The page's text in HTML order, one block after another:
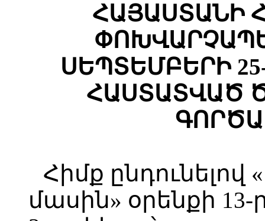
ՀԱՅԱՍՏԱՆԻ
ՍԵՊՏԵՄԲԵՐԻ
ՀԱՍՏԱՏՎԱԾ
Հիմք ընդունելով
մասին» օրենքի